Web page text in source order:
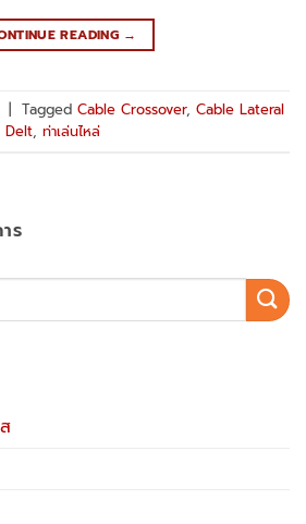
READING →
| Tagged Cable Crossover, Cable Lateral
Delt, ท่าเล่นไหล่
ร